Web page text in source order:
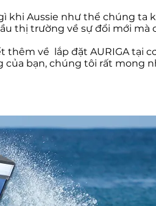
khi Aussie như thể chúng ta
thị trường về sự đổi mới mà
thêm về lắp đặt AURIGA tại
của bạn, chúng tôi rất mong